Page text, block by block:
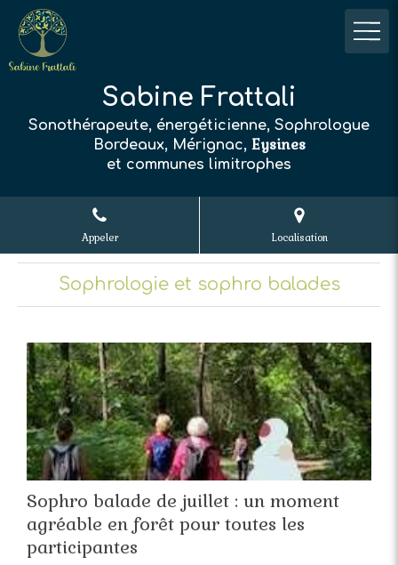
Sabine Frattali
Sonothérapeute, énergéticienne, Sophrologue
Bordeaux, Mérignac, Eysines
et communes limitrophes
Appeler Localisation
Sophrologie et sophro balades
Sophro balade de juillet : un moment
agréable en forêt pour toutes les
participantes